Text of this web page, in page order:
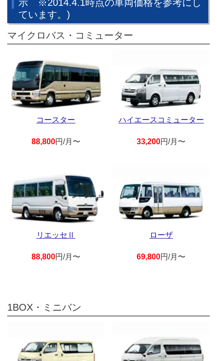
示 ※2014.4.1時点の車両価格を参考にし
ています。)
マイクロバス・コミューター
コースター
88,800円/月〜
ハイエースコミューター
33,200円/月〜
リエッセⅡ
88,800円/月〜
ローザ
69,800円/月〜
1BOX・ミニバン